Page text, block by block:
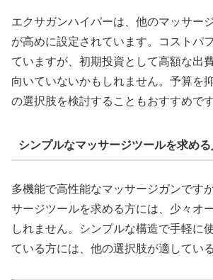
エクサガンハイパーは、他のマッサー
が高めに設定されています。コストパ
ていますが、初期投資として高額な出
向いていないかもしれません。予算を
の選択肢を検討することもおすすめです
シンプルなマッサージツールを求める
多機能で高性能なマッサージガンです
サージツールを求める方には、少々オ
しれません。シンプルな構造で手軽に
ている方には、他の選択肢が適してい